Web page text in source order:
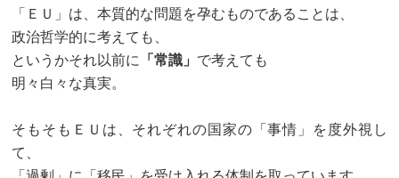
「ＥＵ」は、本質的な問題を孕むものであることは、
政治哲学的に考えても、
というかそれ以前に
「常識」 で考えても
明々白々な真実。
そもそもＥＵは、それぞれの国家の「事情」を度外視し
て、